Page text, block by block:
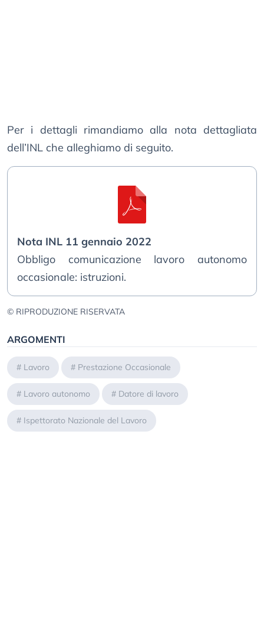
Per i dettagli rimandiamo alla nota dettagliata
dell’INL che alleghiamo di seguito.
Nota INL 11 gennaio 2022
Obbligo comunicazione lavoro autonomo
occasionale: istruzioni.
© RIPRODUZIONE RISERVATA
ARGOMENTI
# Lavoro # Prestazione Occasionale
# Lavoro autonomo # Datore di lavoro
# Ispettorato Nazionale del Lavoro